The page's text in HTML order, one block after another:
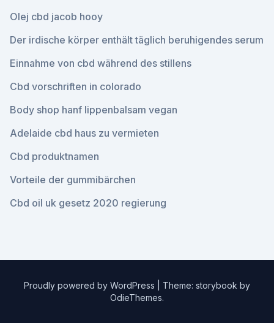
Olej cbd jacob hooy
Der irdische körper enthält täglich beruhigendes serum
Einnahme von cbd während des stillens
Cbd vorschriften in colorado
Body shop hanf lippenbalsam vegan
Adelaide cbd haus zu vermieten
Cbd produktnamen
Vorteile der gummibärchen
Cbd oil uk gesetz 2020 regierung
Proudly powered by WordPress
Theme: storybook by
OdieThemes.